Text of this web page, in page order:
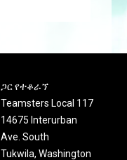
ጋር የተቆራኘ
Teamsters Local 117
14675 Interurban
Ave. South
Tukwila, Washington